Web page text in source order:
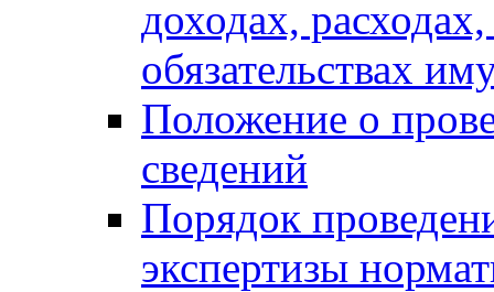
доходах,
обязательствах
Положение о
сведений
Порядок
экспертизы